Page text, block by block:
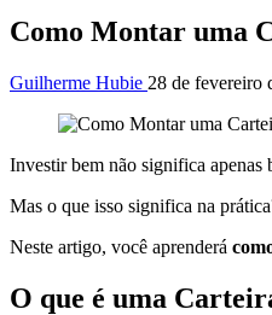
Como Montar uma
Guilherme Hubie 28 de fevereiro
Investir bem não significa apenas
Mas o que isso significa na
Neste artigo, você aprenderá
O que é uma